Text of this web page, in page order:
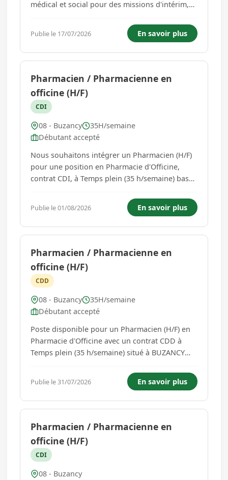
médical et social pour des missions d'intérim,
vétérinaire mixte H/F. Ce poste offre une
opportunité de travailler au sein d'une structure
moderne (prochainement) et...
Publie le 17/07/2026 En savoir plus
Pharmacien / Pharmacienne en
officine (H/F)
CDI
08 - Buzancy
35H/semaine
Débutant accepté
Nous souhaitons intégrer un Pharmacien (H/F)
pour une position en Pharmacie d'Officine,
contrat CDI, à Temps plein (35 h/semaine) basé
Diplôme d'État de Docteur en Pharmacie En
savoir plus : le remplac...
Publie le 01/08/2026 En savoir plus
Pharmacien / Pharmacienne en
officine (H/F)
CDD
08 - Buzancy
35H/semaine
Débutant accepté
Poste disponible pour un Pharmacien (H/F) en
Pharmacie d'Officine avec un contrat CDD à
Temps plein (35 h/semaine) situé à BUZANCY
Qualifications requises Obligatoire : Diplôme
d'État de Docteur en Pharmacie En savoir plus :
le remplacement du titula...
Publie le 31/07/2026 En savoir plus
Pharmacien / Pharmacienne en
officine (H/F)
CDI
08 - Buzancy